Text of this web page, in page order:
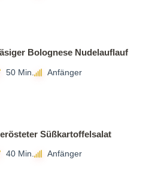
Bolognese Nudelauflauf
50 Min. Anfänger
Süßkartoffelsalat
40 Min. Anfänger